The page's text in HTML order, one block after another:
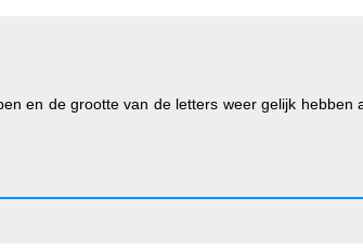
en de grootte van de letters weer gelijk hebben